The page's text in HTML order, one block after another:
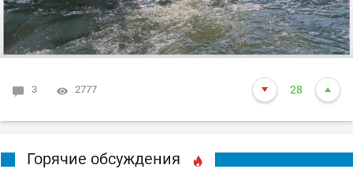
3 2777 28
Горячие обсуждения